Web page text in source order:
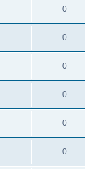
0
0
0
0
0
0